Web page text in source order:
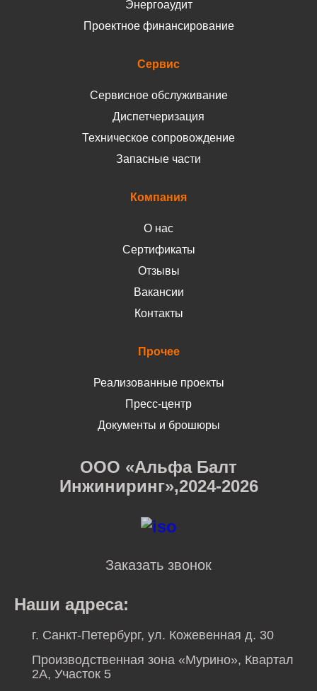
Энергоаудит
Проектное финансирование
Сервис
Сервисное обслуживание
Диспетчеризация
Техническое сопровождение
Запасные части
Компания
О нас
Сертификаты
Отзывы
Вакансии
Контакты
Прочее
Реализованные проекты
Пресс-центр
Документы и брошюры
ООО «Альфа Балт
Инжиниринг»,2024-2026
Заказать звонок
Наши адреса:
г. Санкт-Петербург, ул. Кожевенная д. 30
Производственная зона «Мурино», Квартал
2А, Участок 5